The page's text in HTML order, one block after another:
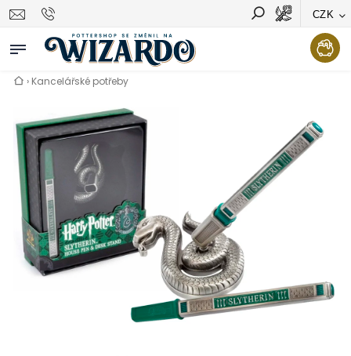
CZK
Vyhledávání Hledat
› Kancelářské potřeby